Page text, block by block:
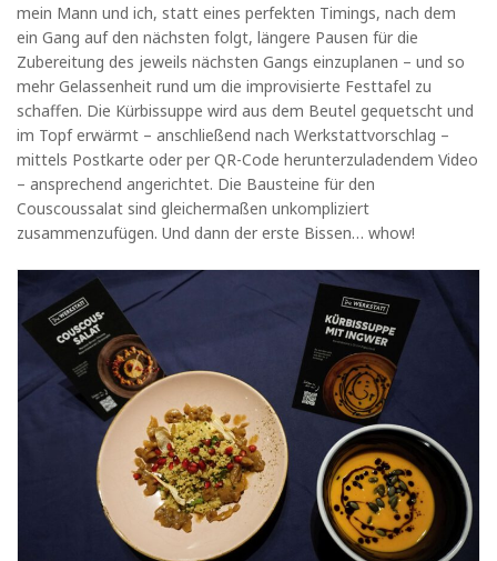
mein Mann und ich, statt eines perfekten Timings, nach dem
ein Gang auf den nächsten folgt, längere Pausen für die
Zubereitung des jeweils nächsten Gangs einzuplanen – und so
mehr Gelassenheit rund um die improvisierte Festtafel zu
schaffen. Die Kürbissuppe wird aus dem Beutel gequetscht und
im Topf erwärmt – anschließend nach Werkstattvorschlag –
mittels Postkarte oder per QR-Code herunterzuladendem Video
– ansprechend angerichtet. Die Bausteine für den
Couscoussalat sind gleichermaßen unkompliziert
zusammenzufügen. Und dann der erste Bissen… whow!